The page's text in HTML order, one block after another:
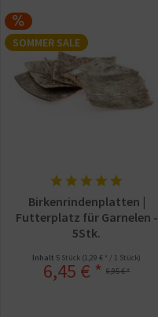
SOMMER SALE
Birkenrindenplatten |
Futterplatz für Garnelen -
5Stk.
Inhalt 5 Stück (1,29 € * / 1 Stück)
6,95 € *
6,45 € *